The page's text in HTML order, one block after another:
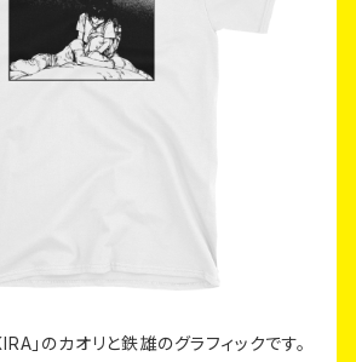
」のカオリと鉄雄のグラフィックです。